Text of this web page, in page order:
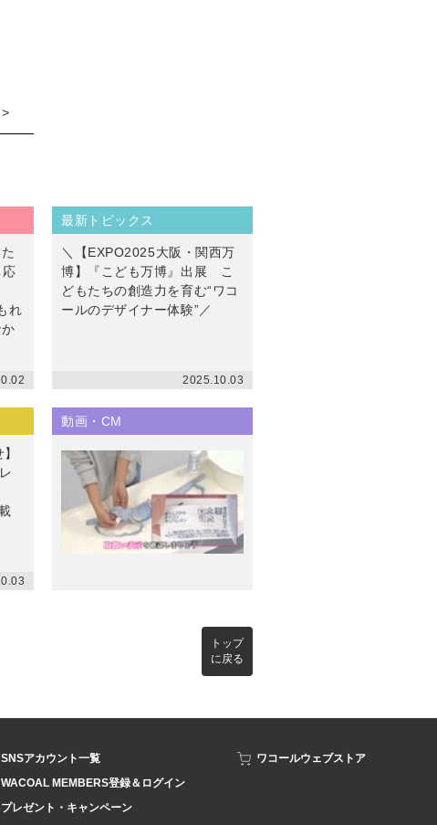
応
れ
最新トピックス
＼【EXPO2025大阪・関西万
博】『こども万博』出展 こ
どもたちの創造力を育む“ワコ
ールのデザイナー体験”／
2025.10.03
動画・CM
トップ
に戻る
SNSアカウント一覧
WACOAL MEMBERS登録＆ログイン
プレゼント・キャンペーン
ワコールウェブストア